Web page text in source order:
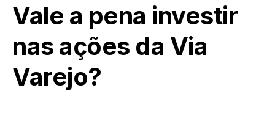
Vale a pena investir
nas ações da Via
Varejo?